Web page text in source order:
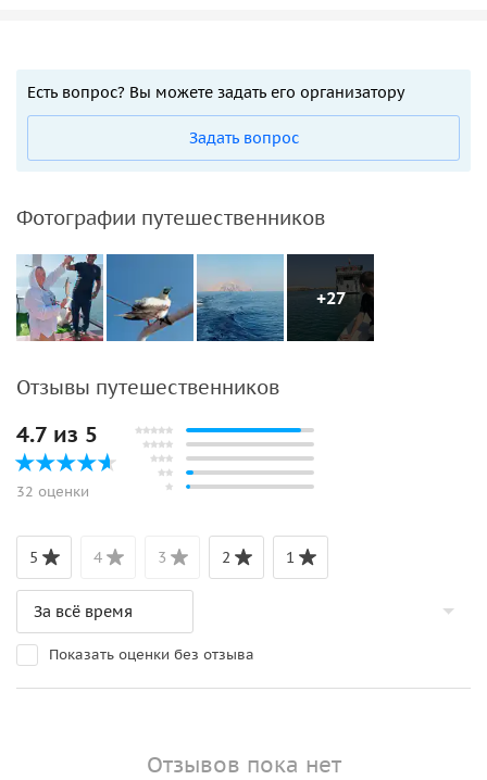
Есть вопрос? Вы можете задать его организатору
Задать вопрос
Фотографии путешественников
+27
Отзывы путешественников
4.7 из 5
32 оценки
5 4 3 2 1
Показать оценки без отзыва
Отзывов пока нет